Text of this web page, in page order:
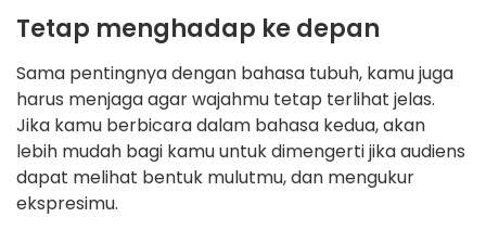
Tetap menghadap ke depan
Sama pentingnya dengan bahasa tubuh, kamu juga
harus menjaga agar wajahmu tetap terlihat jelas.
Jika kamu berbicara dalam bahasa kedua, akan
lebih mudah bagi kamu untuk dimengerti jika audiens
dapat melihat bentuk mulutmu, dan mengukur
ekspresimu.